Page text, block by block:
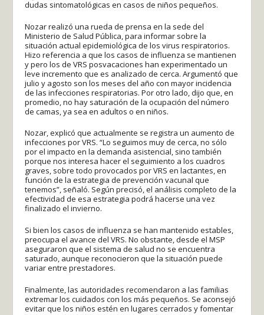
dudas sintomatológicas en casos de niños pequeños.
Nozar realizó una rueda de prensa en la sede del
Ministerio de Salud Pública, para informar sobre la
situación actual epidemiológica de los virus respiratorios.
Hizo referencia a que los casos de influenza se mantienen
y pero los de VRS posvacaciones han experimentado un
leve incremento que es analizado de cerca. Argumentó que
julio y agosto son los meses del año con mayor incidencia
de las infecciones respiratorias. Por otro lado, dijo que, en
promedio, no hay saturación de la ocupación del número
de camas, ya sea en adultos o en niños.
Nozar, explicó que actualmente se registra un aumento de
infecciones por VRS. “Lo seguimos muy de cerca, no sólo
por el impacto en la demanda asistencial, sino también
porque nos interesa hacer el seguimiento a los cuadros
graves, sobre todo provocados por VRS en lactantes, en
función de la estrategia de prevención vacunal que
tenemos”, señaló. Según precisó, el análisis completo de la
efectividad de esa estrategia podrá hacerse una vez
finalizado el invierno.
Si bien los casos de influenza se han mantenido estables,
preocupa el avance del VRS. No obstante, desde el MSP
aseguraron que el sistema de salud no se encuentra
saturado, aunque reconocieron que la situación puede
variar entre prestadores.
Finalmente, las autoridades recomendaron a las familias
extremar los cuidados con los más pequeños. Se aconsejó
evitar que los niños estén en lugares cerrados y fomentar